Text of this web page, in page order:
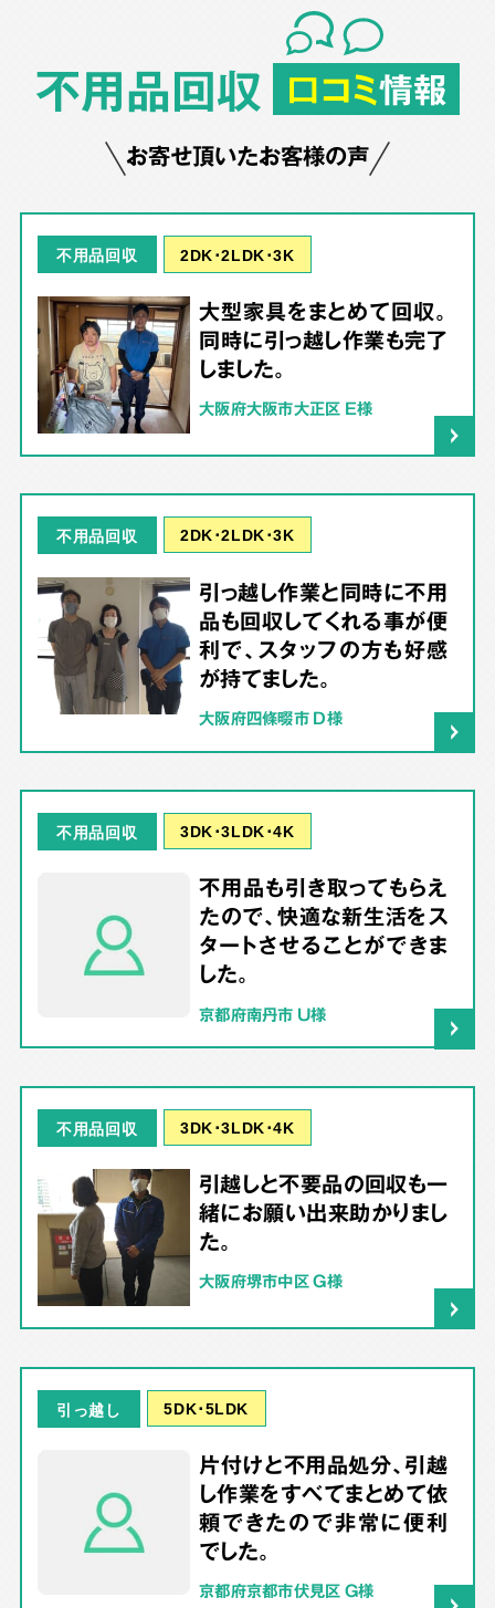
不用品回収 口コミ情報
お寄せ頂いたお客様の声
不用品回収 2DK･2LDK･3K
大型家具をまとめて回収。
同時に引っ越し作業も完了
しました。
大阪府大阪市大正区 E様
不用品回収 2DK･2LDK･3K
引っ越し作業と同時に不用
品も回収してくれる事が便
利で、スタッフの方も好感
が持てました。
大阪府四條畷市 D様
不用品回収 3DK･3LDK･4K
不用品も引き取ってもらえ
たので、快適な新生活をス
タートさせることができま
した。
京都府南丹市 U様
不用品回収 3DK･3LDK･4K
引越しと不要品の回収も一
緒にお願い出来助かりまし
た。
大阪府堺市中区 G様
引っ越し 5DK･5LDK
片付けと不用品処分、引越
し作業をすべてまとめて依
頼できたので非常に便利
でした。
京都府京都市伏見区 G様